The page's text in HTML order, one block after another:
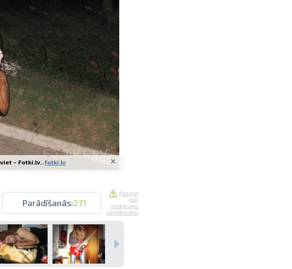
– pasūtiet tiešsaistē
veidi jūsu foto
saņemšana klātienē
– Fotki.lv.. fotki.lv
Parādīšanās:271
Paziņot
par
noteikumu
pārkāpšanu